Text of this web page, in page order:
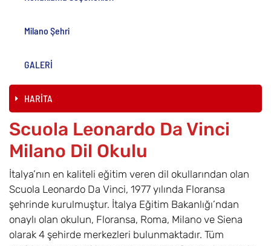
Milano Şehri
GALERİ
HARİTA
Scuola Leonardo Da Vinci
Milano Dil Okulu
İtalya’nın en kaliteli eğitim veren dil okullarından olan
Scuola Leonardo Da Vinci, 1977 yılında Floransa
şehrinde kurulmuştur. İtalya Eğitim Bakanlığı’ndan
onaylı olan okulun, Floransa, Roma, Milano ve Siena
olarak 4 şehirde merkezleri bulunmaktadır. Tüm